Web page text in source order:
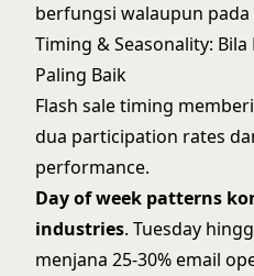
berfungsi walaupun pada
Timing & Seasonality: Bila
Paling Baik
Flash sale timing
dua participation rates
performance.
Day of week patterns
industries. Tuesday
menjana 25-30% email